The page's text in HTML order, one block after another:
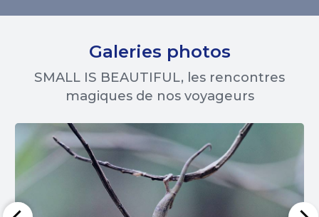
Galeries photos
SMALL IS BEAUTIFUL, les rencontres
magiques de nos voyageurs